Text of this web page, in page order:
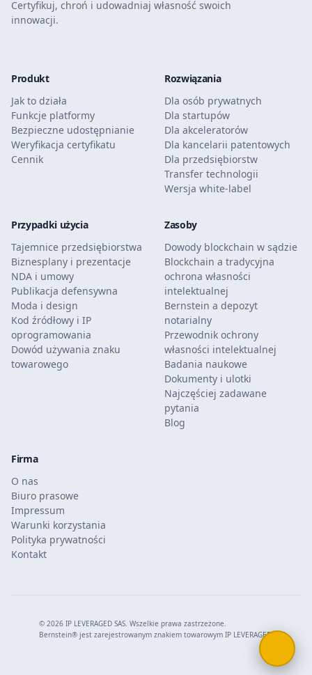
Certyfikuj, chroń i udowadniaj własność swoich
innowacji.
Produkt
Jak to działa
Funkcje platformy
Bezpieczne udostępnianie
Weryfikacja certyfikatu
Cennik
Rozwiązania
Dla osób prywatnych
Dla startupów
Dla akceleratorów
Dla kancelarii patentowych
Dla przedsiębiorstw
Transfer technologii
Wersja white-label
Przypadki użycia
Tajemnice przedsiębiorstwa
Biznesplany i prezentacje
NDA i umowy
Publikacja defensywna
Moda i design
Kod źródłowy i IP
oprogramowania
Dowód używania znaku
towarowego
Zasoby
Dowody blockchain w sądzie
Blockchain a tradycyjna
ochrona własności
intelektualnej
Bernstein a depozyt
notarialny
Przewodnik ochrony
własności intelektualnej
Badania naukowe
Dokumenty i ulotki
Najczęściej zadawane
pytania
Blog
Firma
O nas
Biuro prasowe
Impressum
Warunki korzystania
Polityka prywatności
Kontakt
© 2026 IP LEVERAGED SAS. Wszelkie prawa zastrzeżone.
Bernstein® jest zarejestrowanym znakiem towarowym IP LEVERAGED SAS.